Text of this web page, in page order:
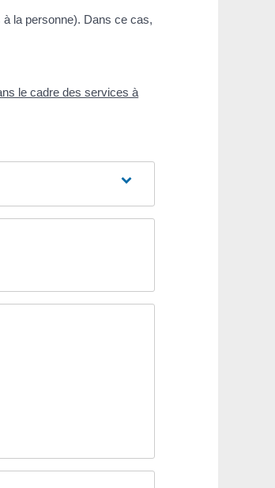
la personne). Dans ce cas,
le cadre des services à